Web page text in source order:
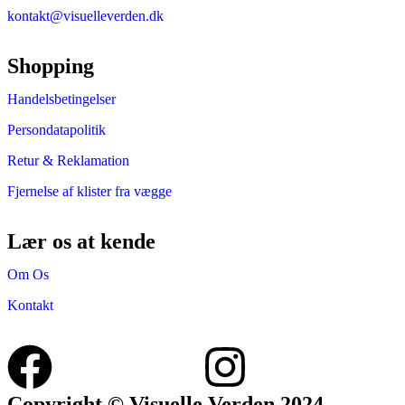
kontakt@visuelleverden.dk
Shopping
Handelsbetingelser
Persondatapolitik
Retur & Reklamation
Fjernelse af klister fra vægge
Lær os at kende
Om Os
Kontakt